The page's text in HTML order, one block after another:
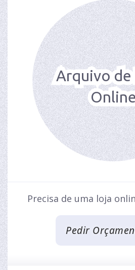
Arquivo de
Precisa de uma loja
Pedir